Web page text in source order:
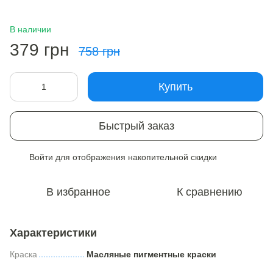
В наличии
379 грн 758 грн
Купить
Быстрый заказ
Войти для отображения накопительной скидки
В избранное К сравнению
Характеристики
Краска Масляные пигментные краски